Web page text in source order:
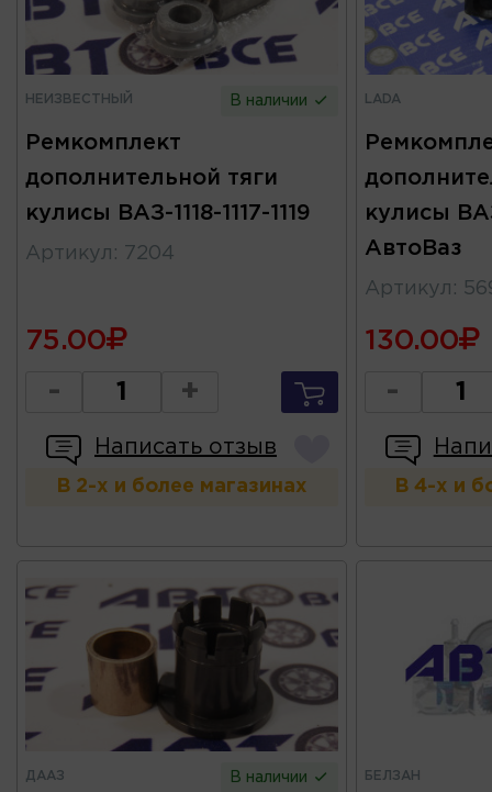
НЕИЗВЕСТНЫЙ В наличии
Ремкомплект
дополнительной тяги
кулисы ВАЗ-1118-1117-1119
Артикул : 7204
75.00
- +
Написать отзыв
В 2-х и более магазинах
LADA
кулисы
АвтоВаз
Артикул :
130.00
-
В 4-х и
ДААЗ В наличии БЕЛЗАН